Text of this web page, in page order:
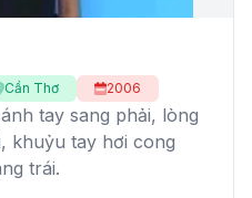
Cần Thơ 2006
tay sang phải, lòng
khuỷu tay hơi cong
trái.